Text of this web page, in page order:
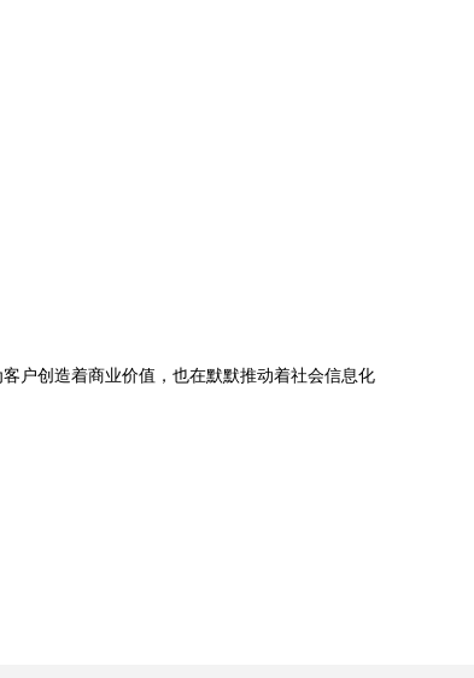
户创造着商业价值，也在默默推动着社会信息化